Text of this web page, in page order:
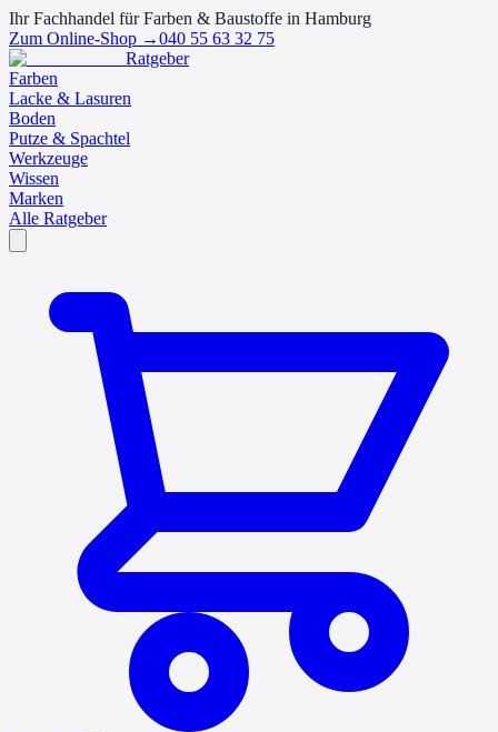
Ihr Fachhandel für Farben & Baustoffe in Hamburg
Zum Online-Shop →040 55 63 32 75
Ratgeber
Farben
Lacke & Lasuren
Boden
Putze & Spachtel
Werkzeuge
Wissen
Marken
Alle Ratgeber